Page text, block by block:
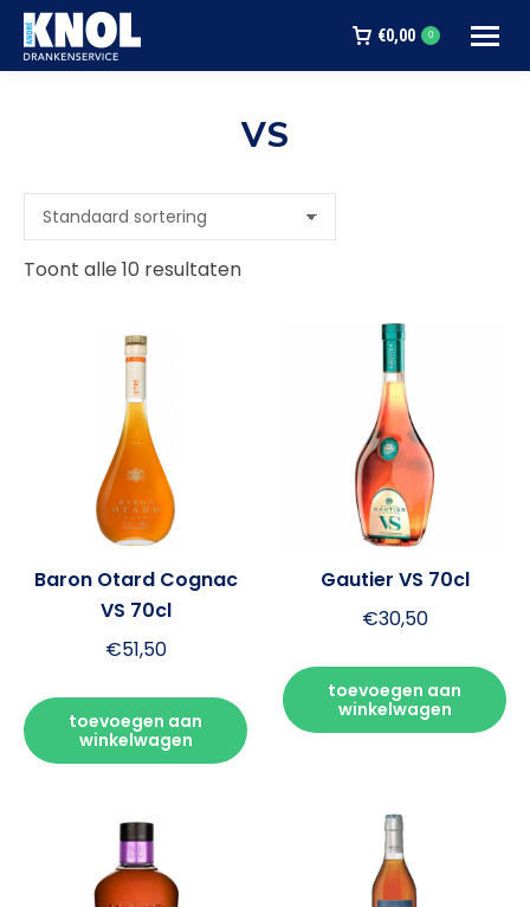
€0,00 0
VS
Toont alle 10 resultaten
Baron Otard Cognac
VS 70cl
€51,50
toevoegen aan
winkelwagen
Gautier VS 70cl
€30,50
toevoegen aan
winkelwagen